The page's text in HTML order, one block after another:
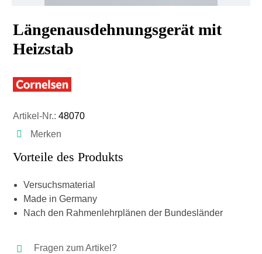
Längenausdehnungsgerät mit
Heizstab
Artikel-Nr.: 48070
Merken
Vorteile des Produkts
Versuchsmaterial
Made in Germany
Nach den Rahmenlehrplänen der Bundesländer
Fragen zum Artikel?